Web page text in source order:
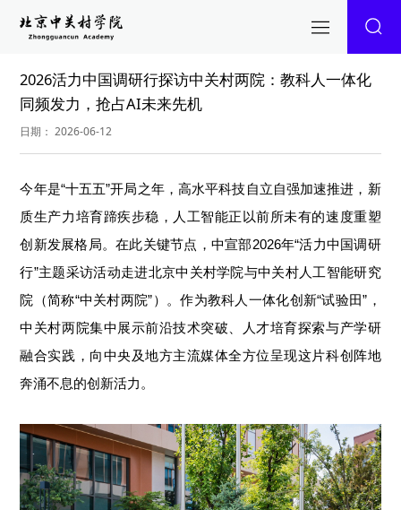
2026活力中国调研行探访中关村两院：教科人一体化
同频发力，抢占AI未来先机
日期： 2026-06-12
今年是“十五五”开局之年，高水平科技自立自强加速推进，新
质生产力培育蹄疾步稳，人工智能正以前所未有的速度重塑
创新发展格局。在此关键节点，中宣部2026年“活力中国调研
行”主题采访活动走进北京中关村学院与中关村人工智能研究
院（简称“中关村两院”）。作为教科人一体化创新“试验田”，
中关村两院集中展示前沿技术突破、人才培育探索与产学研
融合实践，向中央及地方主流媒体全方位呈现这片科创阵地
奔涌不息的创新活力。